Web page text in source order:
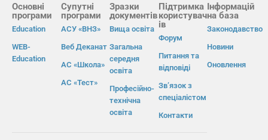
Основні
програми
Education
WEB-
Education
Супутні
програми
АСУ «ВНЗ»
Веб Деканат
АС «Школа»
АС «Тест»
Зразки
документів
Вища освіта
Загальна
середня
освіта
Професійно-
технічна
освіта
Підтримка
користувач
ів
Форум
Питання та
відповіді
Зв’язок з
спеціалістом
Контакти
Інформацій
на база
Законодавство
Новини
Оновлення